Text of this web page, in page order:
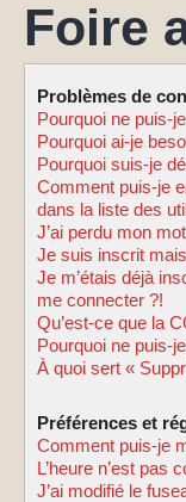
Foire
Problèmes de
Pourquoi ne puis-
Pourquoi ai-je
Pourquoi suis-je
Comment puis-je
dans la liste des
J’ai perdu mon
Je suis inscrit
Je m’étais déjà
me connecter ?!
Qu’est-ce que la
Pourquoi ne puis-
À quoi sert «
Préférences et
Comment puis-je
L’heure n’est pas
J’ai modifié le